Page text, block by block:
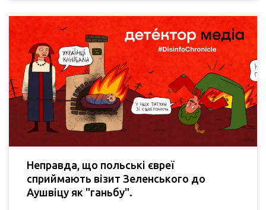
Неправда, що польські євреї
сприймають візит Зеленського до
Аушвіцу як "ганьбу".